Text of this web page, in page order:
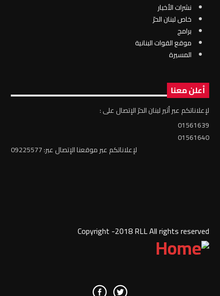
نشرات الأخبار
خاص لبنان الحرّ
برامج
موقع القوات البنانية
المسيرة
أعلن معنا
لإعلاناتكم عبر أثير لبنان الحرّ الإتصال على :
01561639
01561640
لإعلاناتكم عبر موقعنا الإتصال عبر: 09225577
Copyright -2018 RLL All rights reserved